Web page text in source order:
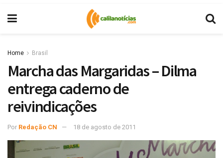
Home Brasil
Marcha das Margaridas – Dilma
entrega caderno de
reivindicações
Por Redação CN 18 de agosto de 2011